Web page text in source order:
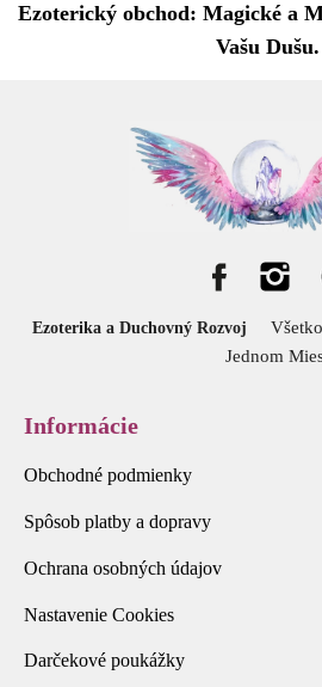
Ezoterický obchod: Magické a
Vašu Dušu.
Ezoterika a Duchovný Rozvoj
Jednom
Informácie
Obchodné podmienky
Spôsob platby a dopravy
Ochrana osobných údajov
Nastavenie Cookies
Darčekové poukážky